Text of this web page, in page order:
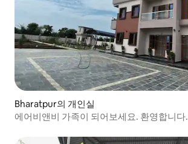
Bharatpur의 개인실
에어비앤비 가족이 되어보세요. 환영합니다.